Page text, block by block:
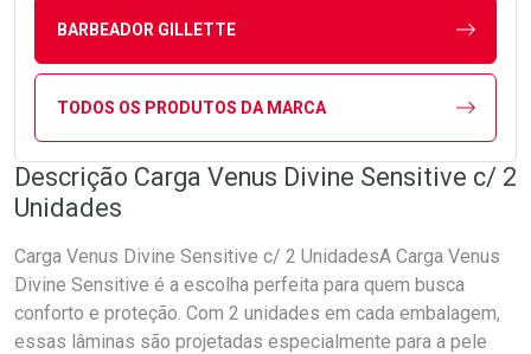
BARBEADOR GILLETTE
TODOS OS PRODUTOS DA MARCA
Descrição Carga Venus Divine Sensitive c/ 2
Unidades
Carga Venus Divine Sensitive c/ 2 UnidadesA Carga Venus
Divine Sensitive é a escolha perfeita para quem busca
conforto e proteção. Com 2 unidades em cada embalagem,
essas lâminas são projetadas especialmente para a pele